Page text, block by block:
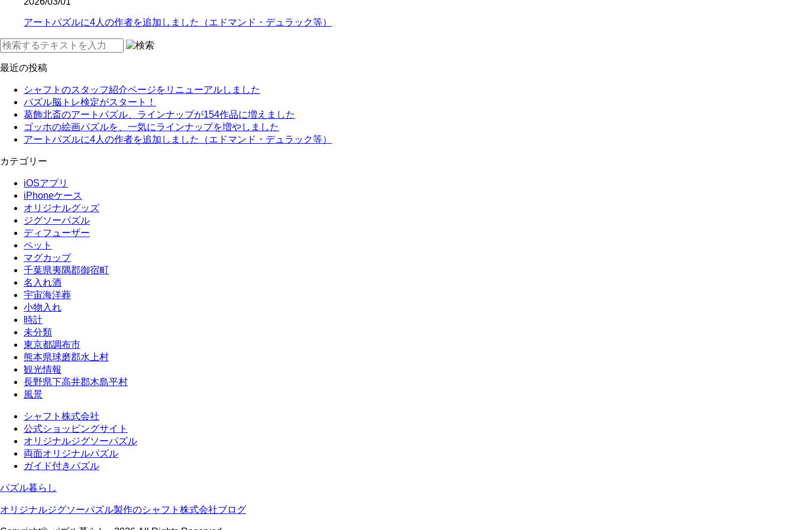
アートパズルに4人の作者を追加しました（エドマンド・デュラック等）
最近の投稿
シャフトのスタッフ紹介ページをリニューアルしました
パズル脳トレ検定がスタート！
葛飾北斎のアートパズル、ラインナップが154作品に増えました
ゴッホの絵画パズルを、一気にラインナップを増やしました
アートパズルに4人の作者を追加しました（エドマンド・デュラック等）
カテゴリー
iOSアプリ
iPhoneケース
オリジナルグッズ
ジグソーパズル
ディフューザー
ペット
マグカップ
千葉県夷隅郡御宿町
名入れ酒
宇宙海洋葬
小物入れ
時計
未分類
東京都調布市
熊本県球磨郡水上村
観光情報
長野県下高井郡木島平村
風景
シャフト株式会社
公式ショッピングサイト
オリジナルジグソーパズル
両面オリジナルパズル
ガイド付きパズル
パズル暮らし
オリジナルジグソーパズル製作のシャフト株式会社ブログ